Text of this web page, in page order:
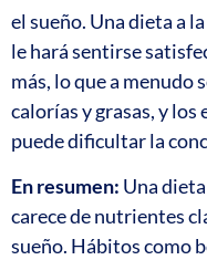
el sueño. Una dieta a
le hará sentirse
más, lo que a menudo
calorías y grasas, y
puede dificultar la
En resumen: Una
carece de nutrientes
sueño. Hábitos como